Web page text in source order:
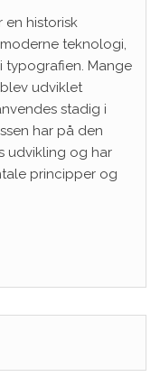
en historisk
teknologi,
Mange
udviklet
stadig i
har på den
udvikling og har
principper og